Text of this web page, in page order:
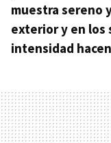
muestra sereno
exterior y en los
intensidad